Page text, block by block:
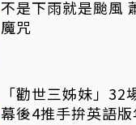
不是下雨就是颱風
魔咒
「勸世三姊妹」32
幕後4推手拚英語